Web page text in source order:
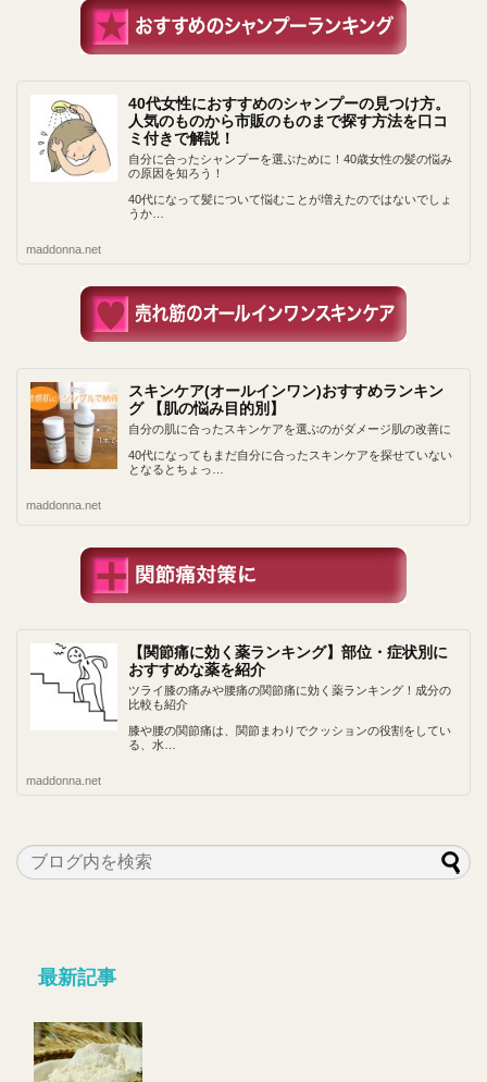
40代女性におすすめのシャンプーの見つけ方。
人気のものから市販のものまで探す方法を口コ
ミ付きで解説！
自分に合ったシャンプーを選ぶために！40歳女性の髪の悩み
の原因を知ろう！
40代になって髪について悩むことが増えたのではないでしょ
うか…
maddonna.net
スキンケア(オールインワン)おすすめランキン
グ 【肌の悩み目的別】
自分の肌に合ったスキンケアを選ぶのがダメージ肌の改善に
40代になってもまだ自分に合ったスキンケアを探せていない
となるとちょっ…
maddonna.net
【関節痛に効く薬ランキング】部位・症状別に
おすすめな薬を紹介
ツライ膝の痛みや腰痛の関節痛に効く薬ランキング！成分の
比較も紹介
膝や腰の関節痛は、関節まわりでクッションの役割をしてい
る、水…
maddonna.net
最新記事